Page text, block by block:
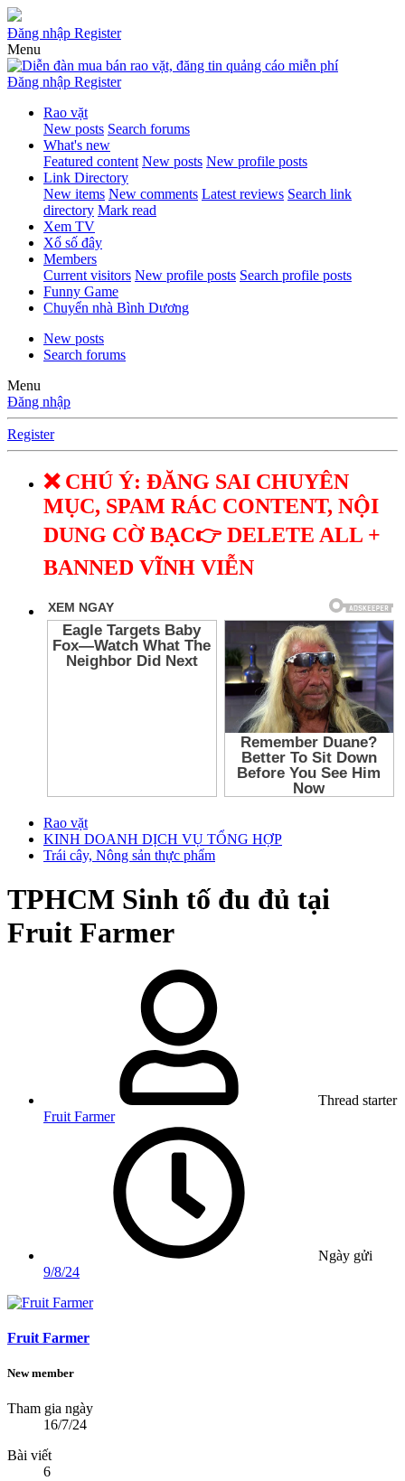
Đăng nhập Register
Menu
Đăng nhập Register
Rao vặt
New posts Search forums
What's new
Featured content New posts New profile posts
Link Directory
New items New comments Latest reviews Search link
directory Mark read
Xem TV
Xổ số đây
Members
Current visitors New profile posts Search profile posts
Funny Game
Chuyển nhà Bình Dương
New posts
Search forums
Menu
Đăng nhập
Register
❌ CHÚ Ý: ĐĂNG SAI CHUYÊN
MỤC, SPAM RÁC CONTENT, NỘI
DUNG CỜ BẠC👉 DELETE ALL +
BANNED VĨNH VIỄN
Rao vặt
KINH DOANH DỊCH VỤ TỔNG HỢP
Trái cây, Nông sản thực phẩm
TPHCM Sinh tố đu đủ tại
Fruit Farmer
Thread starter
Fruit Farmer
Ngày gửi
9/8/24
Fruit Farmer
New member
Tham gia ngày
16/7/24
Bài viết
6